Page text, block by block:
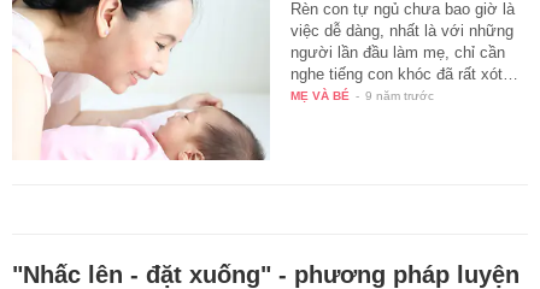
Rèn con tự ngủ chưa bao giờ là
việc dễ dàng, nhất là với những
người lần đầu làm mẹ, chỉ cần
nghe tiếng con khóc đã rất xót…
MẸ VÀ BÉ - 9 năm trước
"Nhấc lên - đặt xuống" - phương pháp luyện